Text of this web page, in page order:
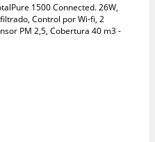
1500 Connected. 26W,
Control por Wi-fi, 2
PM 2,5, Cobertura 40 m3 -